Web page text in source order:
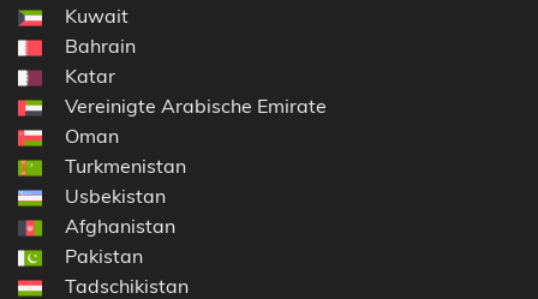
Kuwait
Bahrain
Katar
Vereinigte Arabische Emirate
Oman
Turkmenistan
Usbekistan
Afghanistan
Pakistan
Tadschikistan